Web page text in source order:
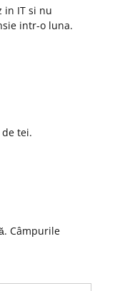
in IT si nu
intr-o luna.
tei.
Câmpurile